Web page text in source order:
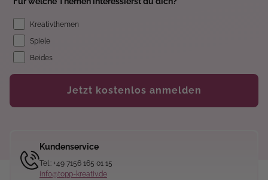
Kreativthemen
Spiele
Beides
Jetzt kostenlos anmelden
Kundenservice
Tel.: +49 7156 165 01 15
info@topp-kreativ.de